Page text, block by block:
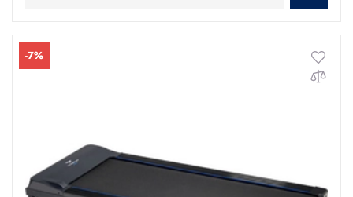
-7%